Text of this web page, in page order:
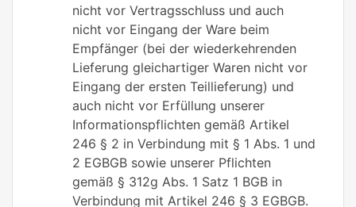
nicht vor Vertragsschluss und auch
nicht vor Eingang der Ware beim
Empfänger (bei der wiederkehrenden
Lieferung gleichartiger Waren nicht vor
Eingang der ersten Teillieferung) und
auch nicht vor Erfüllung unserer
Informationspflichten gemäß Artikel
246 § 2 in Verbindung mit § 1 Abs. 1 und
2 EGBGB sowie unserer Pflichten
gemäß § 312g Abs. 1 Satz 1 BGB in
Verbindung mit Artikel 246 § 3 EGBGB.